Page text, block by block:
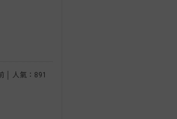
│ 人氣：891